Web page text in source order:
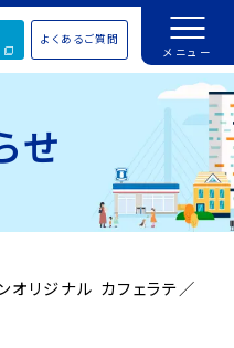
よくあるご質問
せ
オリジナル カフェラテ／